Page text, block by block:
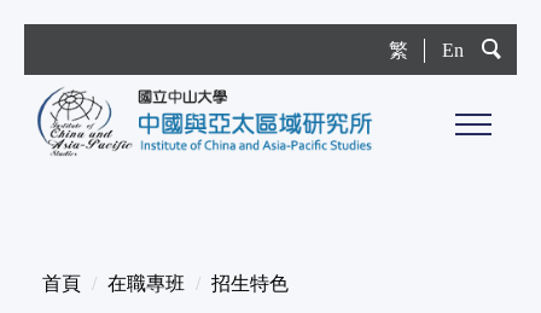
到
主
要
繁 En
首頁 在職專班 招生特色